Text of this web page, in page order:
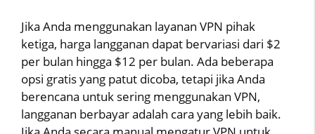
Jika Anda menggunakan layanan VPN pihak
ketiga, harga langganan dapat bervariasi dari $2
per bulan hingga $12 per bulan. Ada beberapa
opsi gratis yang patut dicoba, tetapi jika Anda
berencana untuk sering menggunakan VPN,
langganan berbayar adalah cara yang lebih baik.